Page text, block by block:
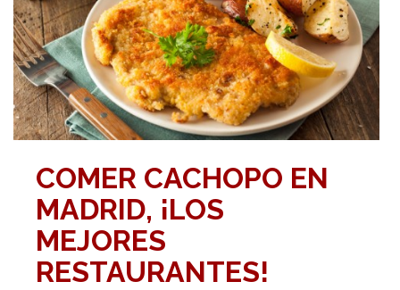
COMER CACHOPO EN
MADRID, ¡LOS
MEJORES
RESTAURANTES!